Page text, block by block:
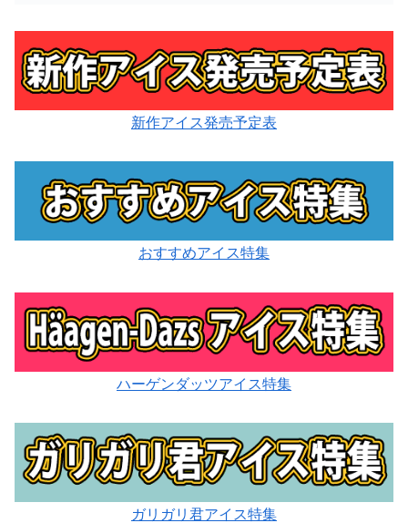
新作アイス発売予定表
おすすめアイス特集
ハーゲンダッツアイス特集
ガリガリ君アイス特集